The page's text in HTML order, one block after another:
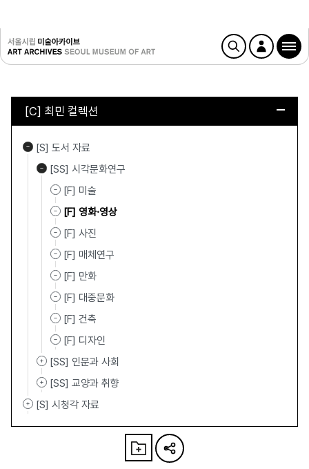
[C] 최민 컬렉션
[S] 도서 자료
[SS] 시각문화연구
[F] 미술
[F] 영화·영상
[F] 사진
[F] 매체연구
[F] 만화
[F] 대중문화
[F] 건축
[F] 디자인
[SS] 인문과 사회
[SS] 교양과 취향
[S] 시청각 자료